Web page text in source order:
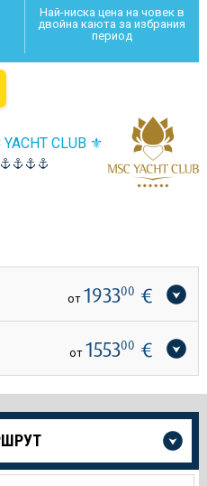
Най-ниска цена на човек в
двойна каюта за избрания
период
YACHT CLUB ⚜
от 193300 €
от 155300 €